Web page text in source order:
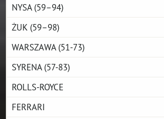
NYSA (59–94)
ŻUK (59–98)
WARSZAWA (51-73)
SYRENA (57-83)
ROLLS-ROYCE
FERRARI